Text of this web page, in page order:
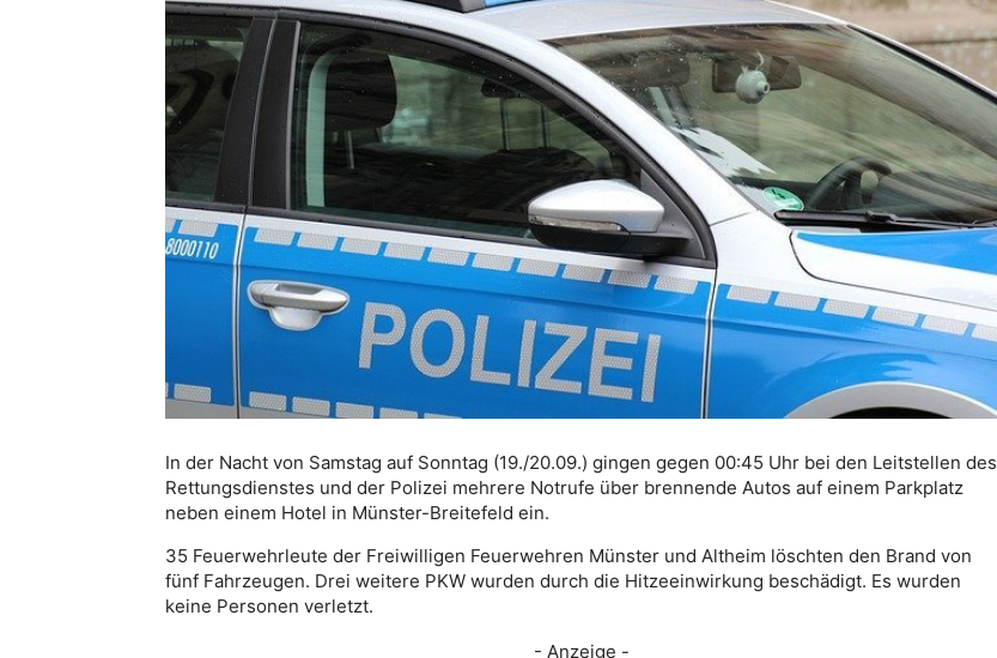
In der Nacht von Samstag auf Sonntag (19./20.09.) gingen gegen 00:45 Uhr bei den Leitstellen des
Rettungsdienstes und der Polizei mehrere Notrufe über brennende Autos auf einem Parkplatz
neben einem Hotel in Münster-Breitefeld ein.
35 Feuerwehrleute der Freiwilligen Feuerwehren Münster und Altheim löschten den Brand von
fünf Fahrzeugen. Drei weitere PKW wurden durch die Hitzeeinwirkung beschädigt. Es wurden
keine Personen verletzt.
- Anzeige -